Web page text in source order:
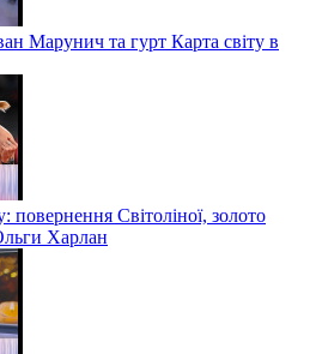
Марунич та гурт Карта світу в
повернення Світоліної, золото
Харлан